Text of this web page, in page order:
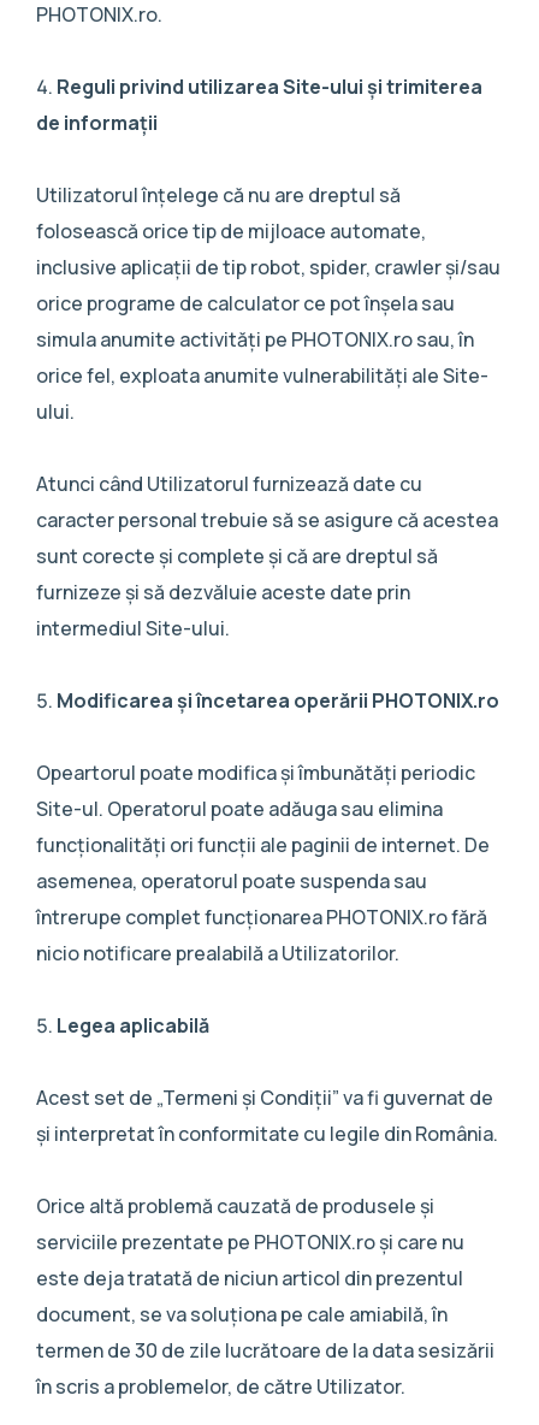
PHOTONIX.ro.
Reguli privind utilizarea Site-ului și trimiterea
de informații
Utilizatorul înțelege că nu are dreptul să
folosească orice tip de mijloace automate,
inclusive aplicații de tip robot, spider, crawler și/sau
orice programe de calculator ce pot înșela sau
simula anumite activități pe PHOTONIX.ro sau, în
orice fel, exploata anumite vulnerabilități ale Site-
ului.
Atunci când Utilizatorul furnizează date cu
caracter personal trebuie să se asigure că acestea
sunt corecte și complete și că are dreptul să
furnizeze și să dezvăluie aceste date prin
intermediul Site-ului.
Modificarea și încetarea operării PHOTONIX.ro
Opeartorul poate modifica și îmbunătăți periodic
Site-ul. Operatorul poate adăuga sau elimina
funcționalități ori funcții ale paginii de internet. De
asemenea, operatorul poate suspenda sau
întrerupe complet funcționarea PHOTONIX.ro fără
nicio notificare prealabilă a Utilizatorilor.
Legea aplicabilă
Acest set de „Termeni și Condiții” va fi guvernat de
și interpretat în conformitate cu legile din România.
Orice altă problemă cauzată de produsele și
serviciile prezentate pe PHOTONIX.ro și care nu
este deja tratată de niciun articol din prezentul
document, se va soluționa pe cale amiabilă, în
termen de 30 de zile lucrătoare de la data sesizării
în scris a problemelor, de către Utilizator.